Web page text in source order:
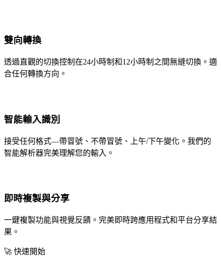
雙向轉換
透過直觀的切換控制在24小時制和12小時制之間無縫切換。適
合任何轉換方向。
智能輸入識別
接受任何格式—帶冒號、不帶冒號、上午/下午變化。我們的
智能解析器完美理解您的輸入。
即時複製與分享
一鍵複製功能與視覺反饋。完美即時跨應用程式和平台分享結
果。
🚀 快速開始